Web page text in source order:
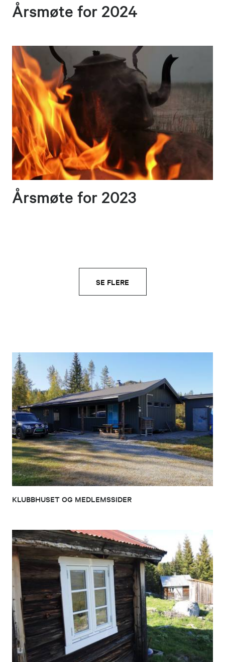
Årsmøte for 2024
Årsmøte for 2023
SE FLERE
KLUBBHUSET OG MEDLEMSSIDER